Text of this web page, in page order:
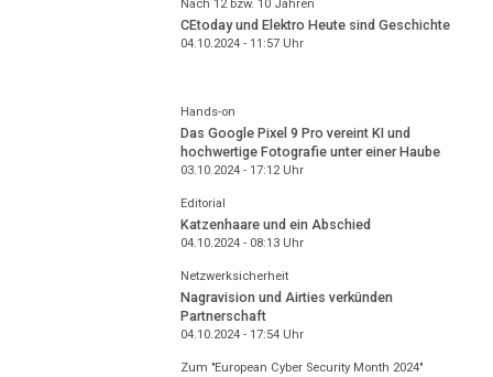
Nach 12 bzw. 10 Jahren
CEtoday und Elektro Heute sind Geschichte
04.10.2024 - 11:57Uhr
Hands-on
Das Google Pixel 9 Pro vereint KI und
hochwertige Fotografie unter einer Haube
03.10.2024 - 17:12Uhr
Editorial
Katzenhaare und ein Abschied
04.10.2024 - 08:13Uhr
Netzwerksicherheit
Nagravision und Airties verkünden
Partnerschaft
04.10.2024 - 17:54Uhr
Zum "European Cyber Security Month 2024"